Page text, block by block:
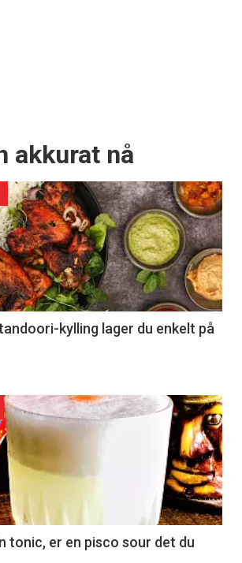
akkurat nå
kylling lager du enkelt på
tonic, er en pisco sour det du